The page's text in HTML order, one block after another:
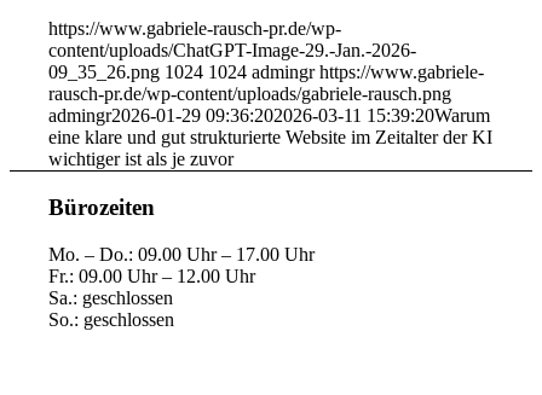
https://www.gabriele-rausch-pr.de/wp-
content/uploads/ChatGPT-Image-29.-Jan.-2026-
09_35_26.png 1024 1024 admingr https://www.gabriele-
rausch-pr.de/wp-content/uploads/gabriele-rausch.png
admingr2026-01-29 09:36:202026-03-11 15:39:20Warum
eine klare und gut strukturierte Website im Zeitalter der KI
wichtiger ist als je zuvor
Bürozeiten
Mo. – Do.: 09.00 Uhr – 17.00 Uhr
Fr.: 09.00 Uhr – 12.00 Uhr
Sa.: geschlossen
So.: geschlossen